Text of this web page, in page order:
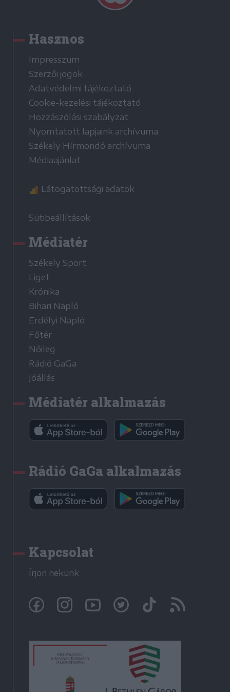
Hasznos
Impresszum
Szerzői jogok
Adatvédelmi tájékoztató
Cookie-kezelési tájékoztató
Hozzászólási szabályzat
Nyomtatott lapjaink archívuma
Székely Hírmondó archívuma
Médiaajánlat
Látogatottsági adatok
Sütibeállítások
Médiatér
Székely Sport
Liget
Krónika
Bihari Napló
Erdélyi Napló
Főtér
Nőileg
Rádió GaGa
Jóállás
Médiatér alkalmazás
Rádió GaGa alkalmazás
Kapcsolat
Írjon nekünk